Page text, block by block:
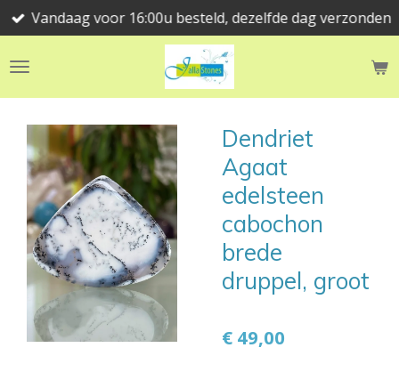
Ga
direct
naar
Vandaag voor 16:00u besteld, dezelfde dag verzonden
Dendriet
Agaat
edelsteen
cabochon
brede
druppel, groot
€ 49,00